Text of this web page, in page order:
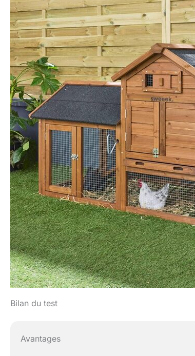
Bilan du test
Avantages